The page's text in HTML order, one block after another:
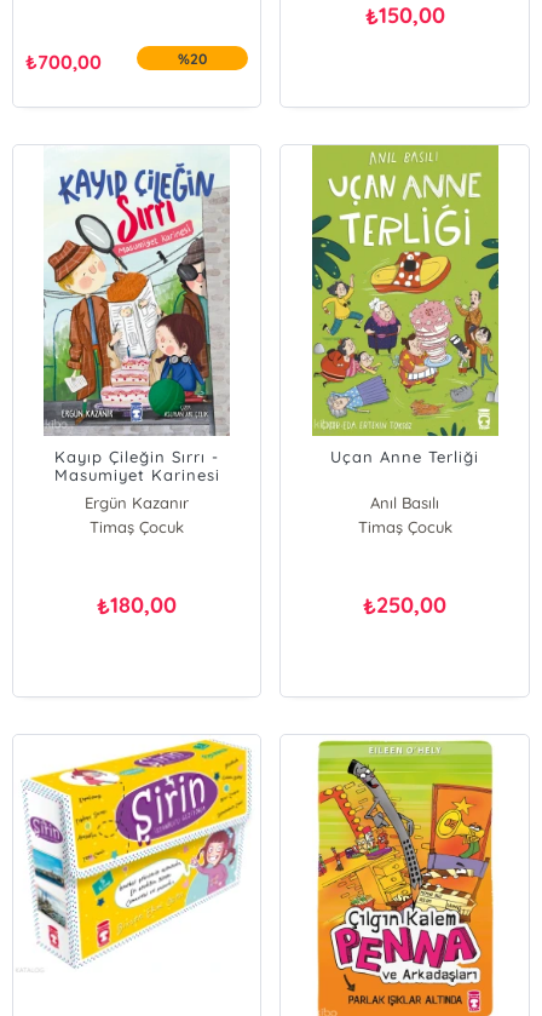
₺700,00 %20
₺150,00
Kayıp Çileğin Sırrı -
Masumiyet Karinesi
Ergün Kazanır
Timaş Çocuk
₺180,00
Uçan Anne Terliği
Anıl Basılı
Timaş Çocuk
₺250,00